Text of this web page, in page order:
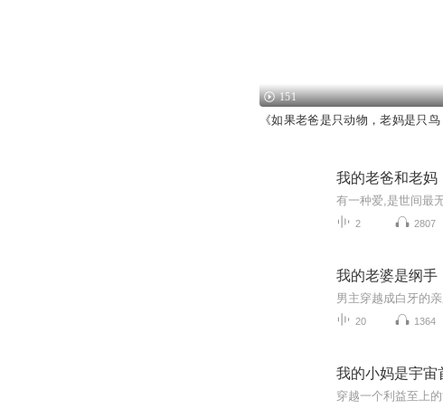
151
《如果老爸是只动物，老妈是只鸟
我的老爸和老妈
2 2807
我的老婆是纲手
20 1364
我的小妈是宇宙